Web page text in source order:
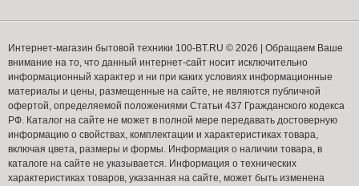
Интернет-магазин бытовой техники 100-BT.RU © 2026 | Обращаем Ваше
внимание на то, что данный интернет-сайт носит исключительно
информационный характер и ни при каких условиях информационные
материалы и цены, размещенные на сайте, не являются публичной
офертой, определяемой положениями Статьи 437 Гражданского кодекса
РФ. Каталог на сайте не может в полной мере передавать достоверную
информацию о свойствах, комплектации и характеристиках товара,
включая цвета, размеры и формы. Информация о наличии товара, в
каталоге на сайте не указывается. Информация о технических
характеристиках товаров, указанная на сайте, может быть изменена